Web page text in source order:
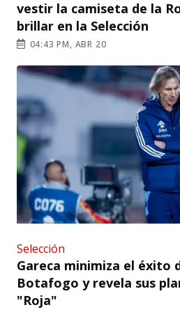
vestir la camiseta de la
brillar en la Selección
04:43 PM, ABR 20
Selección
Gareca minimiza el éxito
Botafogo y revela sus
"Roja"